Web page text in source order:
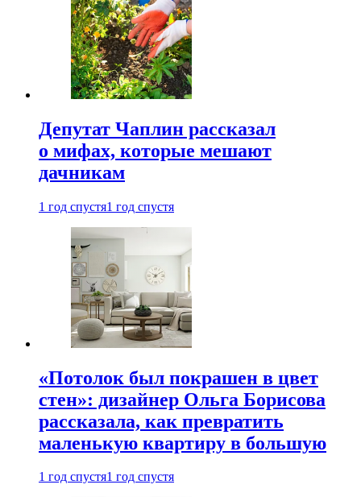
Депутат Чаплин рассказал
о мифах, которые мешают
дачникам
1 год спустя1 год спустя
«Потолок был покрашен в цвет
стен»: дизайнер Ольга Борисова
рассказала, как превратить
маленькую квартиру в большую
1 год спустя1 год спустя